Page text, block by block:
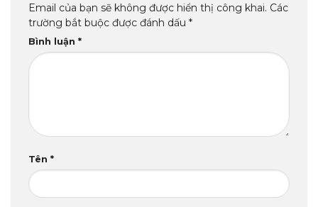
Email của bạn sẽ không được hiển thị công khai. Các
trường bắt buộc được đánh dấu *
Bình luận *
Tên *